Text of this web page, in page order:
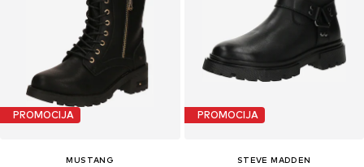
PROMOCIJA
MUSTANG
PROMOCIJA
STEVE MADDEN